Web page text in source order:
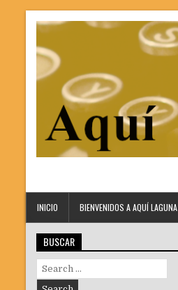
INICIO BIENVENIDOS A AQUÍ LAGUNA
BUSCAR
Search
for: